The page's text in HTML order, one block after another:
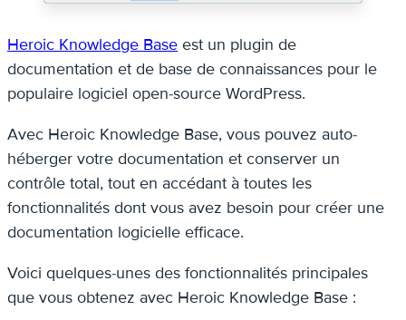
Heroic Knowledge Base est un plugin de
documentation et de base de connaissances pour le
populaire logiciel open-source WordPress.
Avec Heroic Knowledge Base, vous pouvez auto-
héberger votre documentation et conserver un
contrôle total, tout en accédant à toutes les
fonctionnalités dont vous avez besoin pour créer une
documentation logicielle efficace.
Voici quelques-unes des fonctionnalités principales
que vous obtenez avec Heroic Knowledge Base :